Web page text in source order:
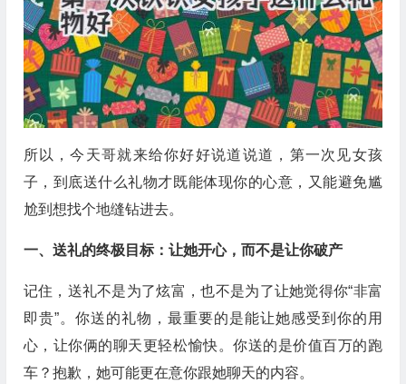
所以，今天哥就来给你好好说道说道，第一次见女孩
子，到底送什么礼物才既能体现你的心意，又能避免尴
尬到想找个地缝钻进去。
一、送礼的终极目标：让她开心，而不是让你破产
记住，送礼不是为了炫富，也不是为了让她觉得你“非富
即贵”。你送的礼物，最重要的是能让她感受到你的用
心，让你俩的聊天更轻松愉快。你送的是价值百万的跑
车？抱歉，她可能更在意你跟她聊天的内容。